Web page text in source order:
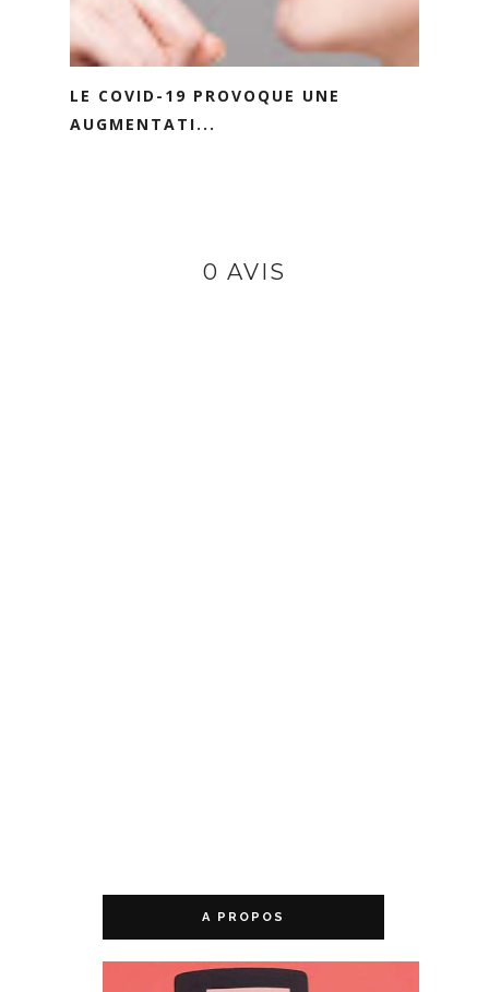
LE COVID-19 PROVOQUE UNE
AUGMENTATI...
0 AVIS
A PROPOS